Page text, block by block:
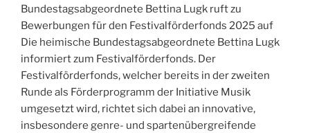
Bundestagsabgeordnete Bettina Lugk ruft zu
Bewerbungen für den Festivalförderfonds 2025 auf
Die heimische Bundestagsabgeordnete Bettina Lugk
informiert zum Festivalförderfonds. Der
Festivalförderfonds, welcher bereits in der zweiten
Runde als Förderprogramm der Initiative Musik
umgesetzt wird, richtet sich dabei an innovative,
insbesondere genre- und spartenübergreifende